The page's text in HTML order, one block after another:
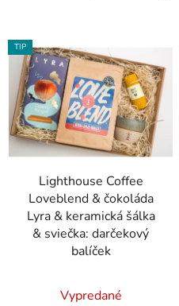
TIP
Lighthouse Coffee
Loveblend & čokoláda
Lyra & keramická šálka
& sviečka: darčekový
balíček
Vypredané